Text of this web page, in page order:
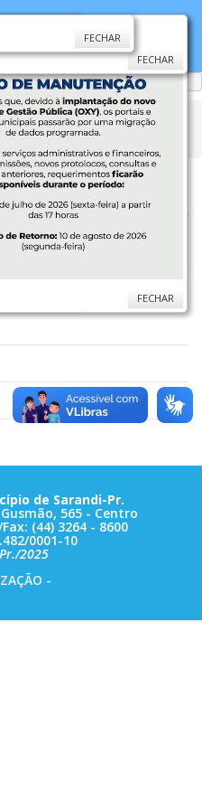
Secretarias
CMDPD Legislações
de Sarandi-Pr.
565 - Centro
(44) 3264 - 8600
0001-10
2025
-
Lei do
para
2027.
de
Europa
às 14:00hs.
2027.
FECHAR
FECHAR
FECHAR